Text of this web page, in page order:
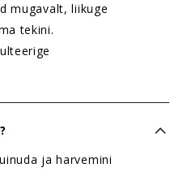
mugavalt, liikuge
tekini.
ja harvemini